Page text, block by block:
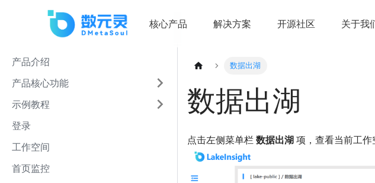
核心产品 解决方案 开源社区 关于我
产品介绍
产品核心功能
示例教程
登录
工作空间
首页监控
数据出湖
数据出湖
点击左侧菜单栏 数据出湖 项，查看当前工作